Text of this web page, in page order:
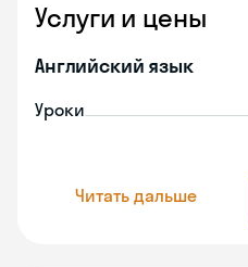
Услуги и цены
Английский язык
Уроки
Читать дальше